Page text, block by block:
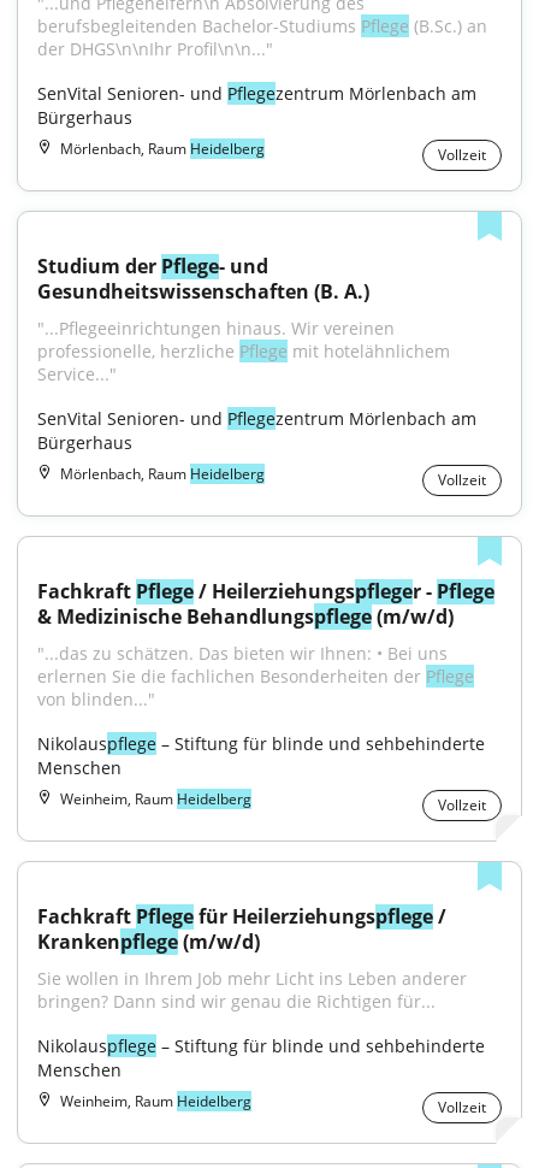
berufsbegleitenden Bachelor-Studiums Pflege (B.Sc.) an
der DHGS\n\nIhr Profil\n\n..."
SenVital Senioren- und Pflegezentrum Mörlenbach am
Bürgerhaus
Mörlenbach, Raum Heidelberg Vollzeit
Studium der Pflege- und
Gesundheitswissenschaften (B. A.)
"...Pflegeeinrichtungen hinaus. Wir vereinen
professionelle, herzliche Pflege mit hotelähnlichem
Service..."
SenVital Senioren- und Pflegezentrum Mörlenbach am
Bürgerhaus
Mörlenbach, Raum Heidelberg Vollzeit
Fachkraft Pflege / Heilerziehungspfleger - Pflege
& Medizinische Behandlungspflege (m/w/d)
"...das zu schätzen. Das bieten wir Ihnen: • Bei uns
erlernen Sie die fachlichen Besonderheiten der Pflege
von blinden..."
Nikolauspflege – Stiftung für blinde und sehbehinderte
Menschen
Weinheim, Raum Heidelberg Vollzeit
Fachkraft Pflege für Heilerziehungspflege /
Krankenpflege (m/w/d)
Sie wollen in Ihrem Job mehr Licht ins Leben anderer
bringen? Dann sind wir genau die Richtigen für...
Nikolauspflege – Stiftung für blinde und sehbehinderte
Menschen
Weinheim, Raum Heidelberg Vollzeit